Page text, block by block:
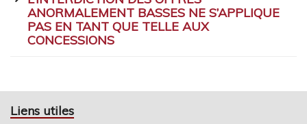
ANORMALEMENT BASSES NE S’APPLIQUE
PAS EN TANT QUE TELLE AUX
CONCESSIONS
Liens utiles